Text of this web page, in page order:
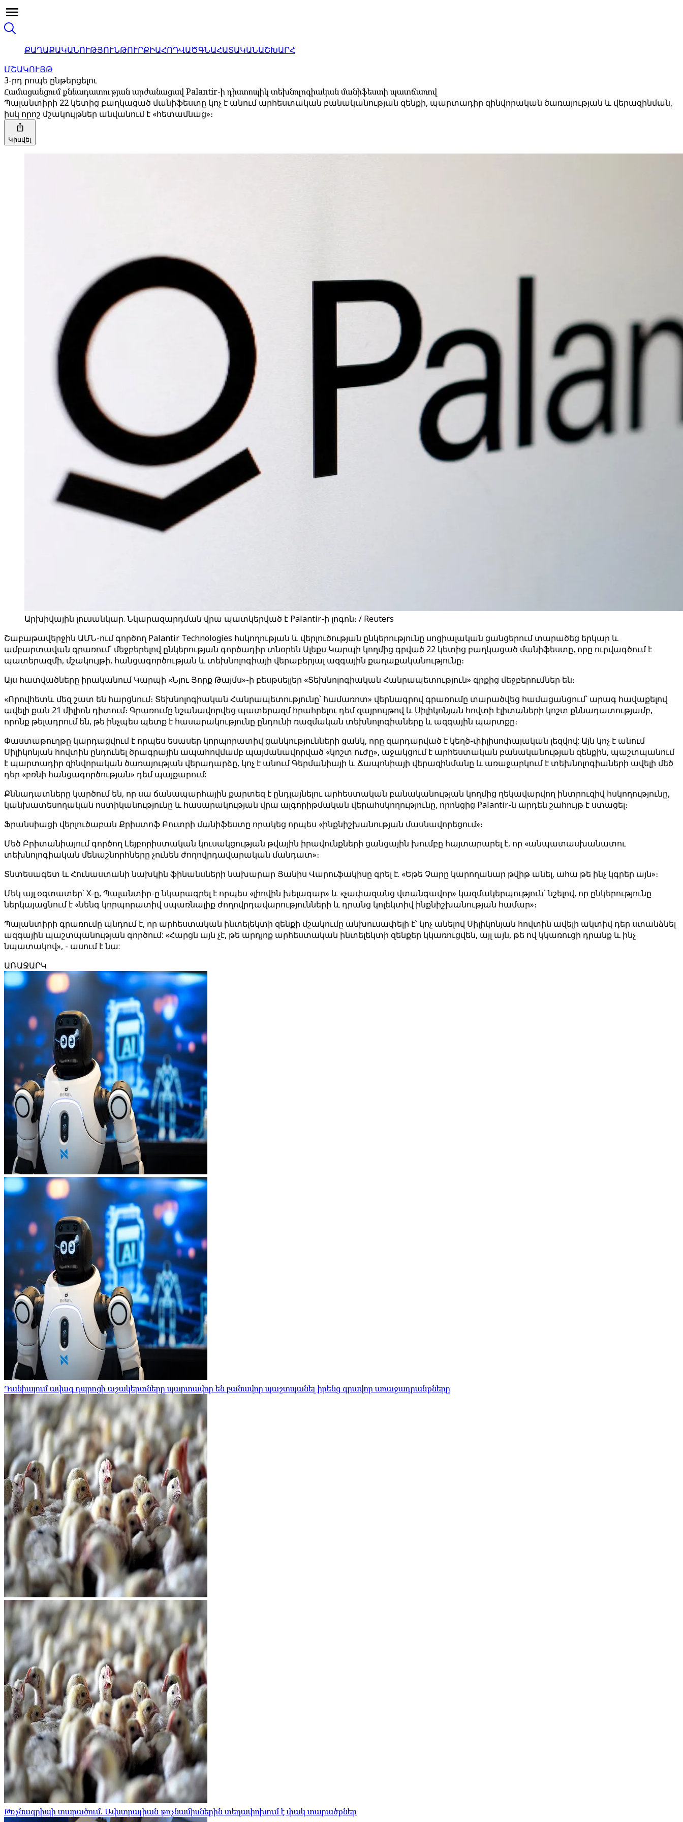
ՔԱՂԱՔԱԿԱՆՈՒԹՅՈՒՆԹՈՒՐՔԻԱՀՈԴՎԱԾԳՆԱՀԱՏԱԿԱՆԱՇԽԱՐՀ
ՄՇԱԿՈՒՅԹ
3-րդ րոպե ընթերցելու
Համացանցում քննադատության արժանացավ Palantir-ի դիստոպիկ տեխնոլոգիական մանիֆեստի պատճառով
Պալանտիրի 22 կետից բաղկացած մանիֆեստը կոչ է անում արհեստական բանականության զենքի, պարտադիր զինվորական ծառայության և վերազինման,
իսկ որոշ մշակույթներ անվանում է «հետամնաց»։
Կիսվել
Արխիվային լուսանկար. Նկարազարդման վրա պատկերված է Palantir-ի լոգոն։ / Reuters
Շաբաթավերջին ԱՄՆ-ում գործող Palantir Technologies հսկողության և վերլուծության ընկերությունը սոցիալական ցանցերում տարածեց երկար և
ամբարտավան գրառում՝ մեջբերելով ընկերության գործադիր տնօրեն Ալեքս Կարպի կողմից գրված 22 կետից բաղկացած մանիֆեստը, որը ուրվագծում է
պատերազմի, մշակույթի, հանցագործության և տեխնոլոգիայի վերաբերյալ ազգային քաղաքականությունը։
Այս հատվածները իրականում Կարպի «Նյու Յորք Թայմս»-ի բեսթսելլեր «Տեխնոլոգիական Հանրապետություն» գրքից մեջբերումներ են։
«Որովհետև մեզ շատ են հարցնում։ Տեխնոլոգիական Հանրապետությունը՝ համառոտ» վերնագրով գրառումը տարածվեց համացանցում՝ արագ հավաքելով
ավելի քան 21 միլիոն դիտում։ Գրառումը նշանավորվեց պատերազմ հրահրելու դեմ զայրույթով և Սիլիկոնյան հովտի էլիտաների կոշտ քննադատությամբ,
որոնք թելադրում են, թե ինչպես պետք է հասարակությունը ընդունի ռազմական տեխնոլոգիաները և ազգային պարտքը։
Փաստաթուղթը կարդացվում է որպես եսասեր կորպորատիվ ցանկությունների ցանկ, որը զարդարված է կեղծ-փիլիսոփայական լեզվով: Այն կոչ է անում
Սիլիկոնյան հովտին ընդունել ծրագրային ապահովմամբ պայմանավորված «կոշտ ուժը», աջակցում է արհեստական ​​բանականության զենքին, պաշտպանում
է պարտադիր զինվորական ծառայության վերադարձը, կոչ է անում Գերմանիայի և Ճապոնիայի վերազինմանը և առաջարկում է տեխնոլոգիաների ավելի մեծ
դեր «բռնի հանցագործության» դեմ պայքարում:
Քննադատները կարծում են, որ սա ճանապարհային քարտեզ է ընդլայնելու արհեստական ​​բանականության կողմից ղեկավարվող ինտրուզիվ հսկողությունը,
կանխատեսողական ոստիկանությունը և հասարակության վրա ալգորիթմական վերահսկողությունը, որոնցից Palantir-ն արդեն շահույթ է ստացել։
Ֆրանսիացի վերլուծաբան Քրիստոֆ Բուտրի մանիֆեստը որակեց որպես «ինքնիշխանության մասնավորեցում»։
Մեծ Բրիտանիայում գործող Լեյբորիստական ​​կուսակցության թվային իրավունքների ցանցային խումբը հայտարարել է, որ «անպատասխանատու
տեխնոլոգիական մենաշնորհները չունեն ժողովրդավարական մանդատ»։
Տնտեսագետ և Հունաստանի նախկին ֆինանսների նախարար Յանիս Վարուֆակիսը գրել է. «Եթե Չարը կարողանար թվիթ անել, ահա թե ինչ կգրեր այն»։
Մեկ այլ օգտատեր՝ X-ը, Պալանտիր-ը նկարագրել է որպես «լիովին խելագար» և «չափազանց վտանգավոր» կազմակերպություն՝ նշելով, որ ընկերությունը
ներկայացնում է «նենգ կորպորատիվ սպառնալիք ժողովրդավարությունների և դրանց կոլեկտիվ ինքնիշխանության համար»։
Պալանտիրի գրառումը պնդում է, որ արհեստական ​​ինտելեկտի զենքի մշակումը անխուսափելի է՝ կոչ անելով Սիլիկոնյան հովտին ավելի ակտիվ դեր ստանձնել
ազգային պաշտպանության գործում: «Հարցն այն չէ, թե արդյոք արհեստական ​​ինտելեկտի զենքեր կկառուցվեն, այլ այն, թե ով կկառուցի դրանք և ինչ
նպատակով», - ասում է նա:
ԱՌԱՋԱՐԿ
Դանիայում ավագ դպրոցի աշակերտները պարտավոր են բանավոր պաշտպանել իրենց գրավոր առաջադրանքները
Թռչնագրիպի տարածում. Ավստրալիան թռչնամիսներին տեղափոխում է փակ տարածքներ